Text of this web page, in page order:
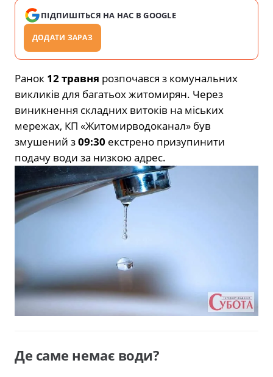
ПІДПИШІТЬСЯ НА НАС В GOOGLE
ДОДАТИ ЗАРАЗ
Ранок 12 травня розпочався з комунальних
викликів для багатьох житомирян. Через
виникнення складних витоків на міських
мережах, КП «Житомирводоканал» був
змушений з09:30 екстрено призупинити
подачу води за низкою адрес.
Де саме немає води?